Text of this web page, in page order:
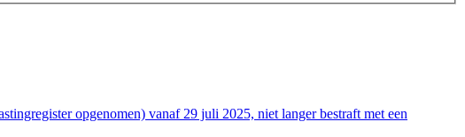
opgenomen) vanaf 29 juli 2025, niet langer bestraft met een